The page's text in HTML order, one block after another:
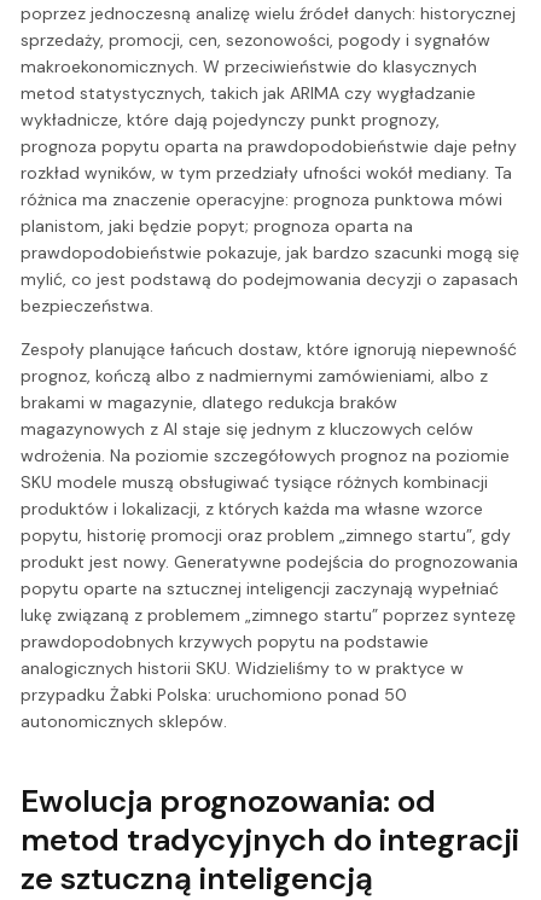
poprzez jednoczesną analizę wielu źródeł danych: historycznej
sprzedaży, promocji, cen, sezonowości, pogody i sygnałów
makroekonomicznych. W przeciwieństwie do klasycznych
metod statystycznych, takich jak ARIMA czy wygładzanie
wykładnicze, które dają pojedynczy punkt prognozy,
prognoza popytu oparta na prawdopodobieństwie daje pełny
rozkład wyników, w tym przedziały ufności wokół mediany. Ta
różnica ma znaczenie operacyjne: prognoza punktowa mówi
planistom, jaki będzie popyt; prognoza oparta na
prawdopodobieństwie pokazuje, jak bardzo szacunki mogą się
mylić, co jest podstawą do podejmowania decyzji o zapasach
bezpieczeństwa.
Zespoły planujące łańcuch dostaw, które ignorują niepewność
prognoz, kończą albo z nadmiernymi zamówieniami, albo z
brakami w magazynie, dlatego redukcja braków
magazynowych z AI staje się jednym z kluczowych celów
wdrożenia. Na poziomie szczegółowych prognoz na poziomie
SKU modele muszą obsługiwać tysiące różnych kombinacji
produktów i lokalizacji, z których każda ma własne wzorce
popytu, historię promocji oraz problem „zimnego startu”, gdy
produkt jest nowy. Generatywne podejścia do prognozowania
popytu oparte na sztucznej inteligencji zaczynają wypełniać
lukę związaną z problemem „zimnego startu” poprzez syntezę
prawdopodobnych krzywych popytu na podstawie
analogicznych historii SKU. Widzieliśmy to w praktyce w
przypadku Żabki Polska: uruchomiono ponad 50
autonomicznych sklepów.
Ewolucja prognozowania: od
metod tradycyjnych do integracji
ze sztuczną inteligencją